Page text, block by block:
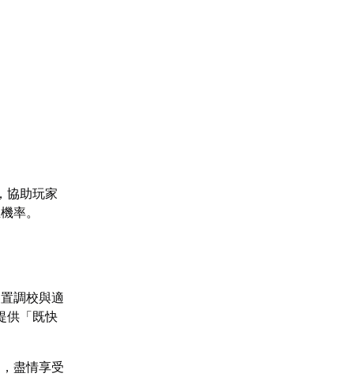
協助玩家
率。
調校與適
供「既快
盡情享受